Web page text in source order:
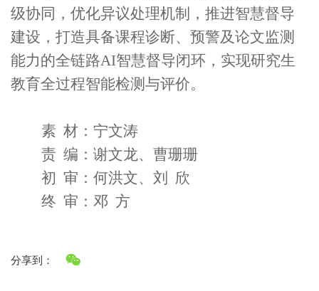
级协同，优化异议处理机制，推进智慧督导
建设， 打造具备课程诊断、预警及论文监测
能力的全链路AI智慧督导闭环， 实现研究生
教育全过程智能检测与评价。
素 材 ： 宁文涛
责 编： 谢文龙、 曹珊珊
初 审： 何洪文、 刘
欣
终 审：邓 方
分享到：